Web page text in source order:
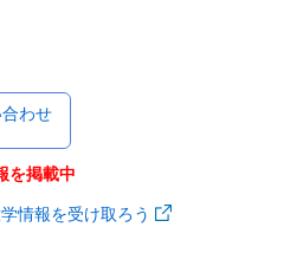
わせ
を掲載中
情報を受け取ろう